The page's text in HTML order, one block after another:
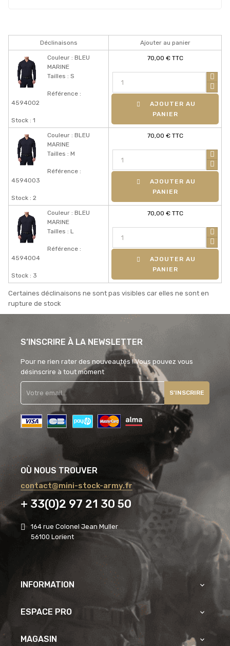
Déclinaisons Ajouter au panier
Couleur : BLEU
MARINE
Tailles : S
Référence :
4594002
Stock : 1
70,00 € TTC
PANIER
Couleur : BLEU
MARINE
Tailles : M
Référence :
4594003
Stock : 2
70,00 € TTC
PANIER
Couleur : BLEU
MARINE
Tailles : L
Référence :
4594004
Stock : 3
70,00 € TTC
PANIER
Certaines déclinaisons ne sont pas visibles car elles ne sont en
rupture de stock
S’INSCRIRE À LA NEWSLETTER
Pour ne rien rater des nouveautés ! Vous pouvez vous
désinscrire à tout moment
S'INSCRIRE
OÙ NOUS TROUVER
contact@mini-stock-army.fr
+ 33(0)2 97 21 30 50
164 rue Colonel Jean Muller
56100 Lorient
INFORMATION 
ESPACE PRO 
MAGASIN 